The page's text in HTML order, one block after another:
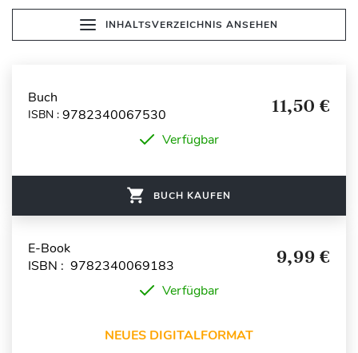
INHALTSVERZEICHNIS ANSEHEN
Buch
ISBN : 9782340067530 11,50 €
Verfügbar
BUCH KAUFEN
E-Book
ISBN : 9782340069183
9,99 €
Verfügbar
NEUES DIGITALFORMAT